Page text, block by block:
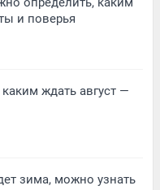
и поверья
ждать август —
зима, можно узнать